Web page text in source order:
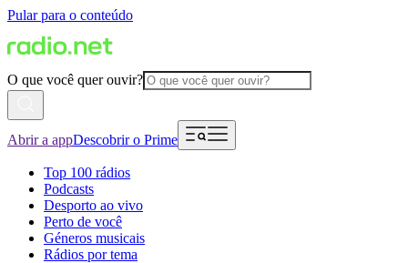
Pular para o conteúdo
O que você quer ouvir?
Abrir a appDescobrir o Prime
Top 100 rádios
Podcasts
Desporto ao vivo
Perto de você
Géneros musicais
Rádios por tema